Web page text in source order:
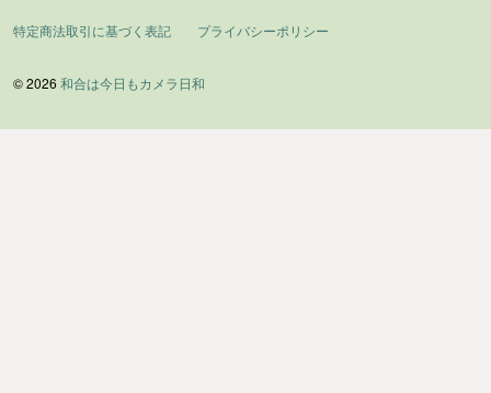
特定商法取引に基づく表記 プライバシーポリシー
© 2026 和合は今日もカメラ日和